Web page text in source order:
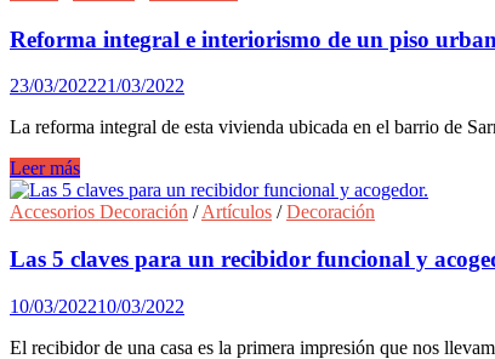
del
hogar.
Reforma integral e interiorismo de un piso
23/03/202221/03/2022
La reforma integral de esta vivienda ubicada en el barrio de
Reforma
integral
e
de
un
piso
urbano
de
Leer más
Accesorios Decoración /Artículos /Decoración
Las 5 claves para un recibidor funcional y
10/03/202210/03/2022
El recibidor de una casa es la primera impresión que nos